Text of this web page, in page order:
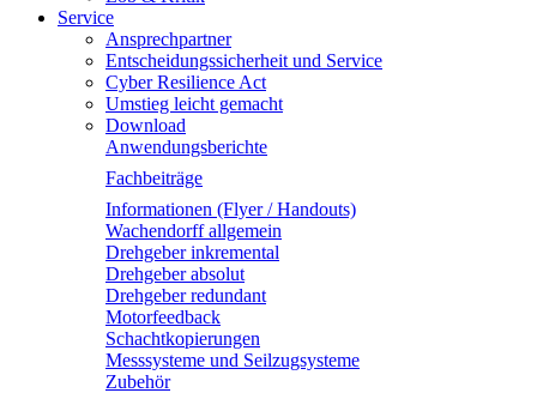
Service
Ansprechpartner
Entscheidungssicherheit und Service
Cyber Resilience Act
Umstieg leicht gemacht
Download
Anwendungsberichte
Fachbeiträge
Informationen (Flyer / Handouts)
Wachendorff allgemein
Drehgeber inkremental
Drehgeber absolut
Drehgeber redundant
Motorfeedback
Schachtkopierungen
Messsysteme und Seilzugsysteme
Zubehör